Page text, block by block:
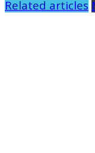
Related articles